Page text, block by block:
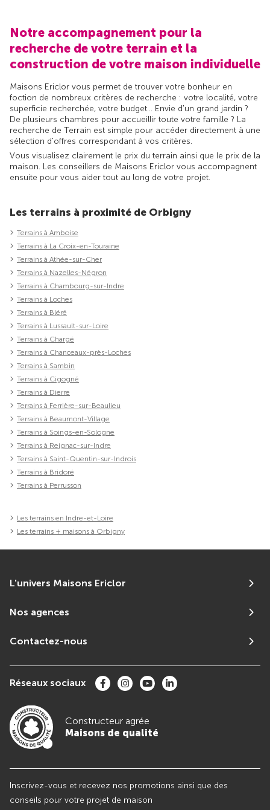
Notre accompagnement pour la
recherche de votre terrain et la
construction de votre maison individuelle
Maisons Ericlor vous permet de trouver votre bonheur en
foction de nombreux critères de recherche : votre localité, votre
superficie recherchée, votre budget... Envie d'un grand jardin ?
De plusieurs chambres pour accueillir toute votre famille ? La
recherche de Terrain est simple pour accéder directement à une
sélection d'offres correspondant à vos critères.
Vous visualisez clairement le prix du terrain ainsi que le prix de la
maison. Les conseillers de Maisons Ericlor vous accompagnent
ensuite pour vous aider tout au long de votre projet.
Les terrains à proximité de Orbigny
Terrains à Amboise
Terrains à La Croix-en-Touraine
Terrains à Athée-sur-Cher
Terrains à Nazelles-Négron
Terrains à Chambourg-sur-Indre
Terrains à Loches
Terrains à Bléré
Terrains à Lussault-sur-Loire
Terrains à Chargé
Terrains à Chanceaux-près-Loches
Terrains à Sambin
Terrains à Cigogné
Terrains à Dierre
Terrains à Ferrière-sur-Beaulieu
Terrains à Beaumont-Village
Terrains à Soings-en-Sologne
Terrains à Reignac-sur-Indre
Terrains à Saint-Quentin-sur-Indrois
Terrains à Bridoré
Terrains à Perrusson
Les terrains en Indre-et-Loire
Les terrains + maisons à Orbigny
L'univers Maisons Ericlor
Nos agences
Contactez-nous
Réseaux sociaux
Constructeur agrée
Maisons de qualité
Inscrivez-vous et recevez nos promotions ainsi que des
conseils pour votre projet de maison